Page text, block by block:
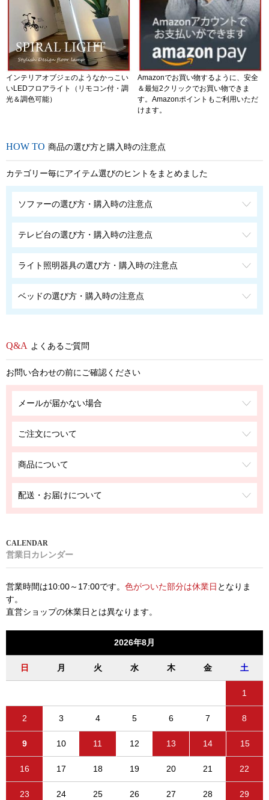
インテリアオブジェのようなかっこい
いLEDフロアライト（リモコン付・調
光＆調色可能）
Amazonでお買い物するように、安全
＆最短2クリックでお買い物できま
す。Amazonポイントもご利用いただ
けます。
商品の選び方と購入時の注意点
カテゴリー毎にアイテム選びのヒントをまとめました
ソファーの選び方・購入時の注意点
テレビ台の選び方・購入時の注意点
ライト照明器具の選び方・購入時の注意点
ベッドの選び方・購入時の注意点
よくあるご質問
お問い合わせの前にご確認ください
メールが届かない場合
ご注文について
商品について
配送・お届けについて
営業日カレンダー
営業時間は10:00～17:00です。 色がついた部分は休業日 となりま
す。
直営ショップの休業日とは異なります。
2026年8月
日 月 火 水 木 金 土
1
2 3 4 5 6 7 8
9 10 11 12 13 14 15
16 17 18 19 20 21 22
23 24 25 26 27 28 29